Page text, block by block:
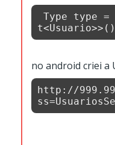
no android criei a
http://